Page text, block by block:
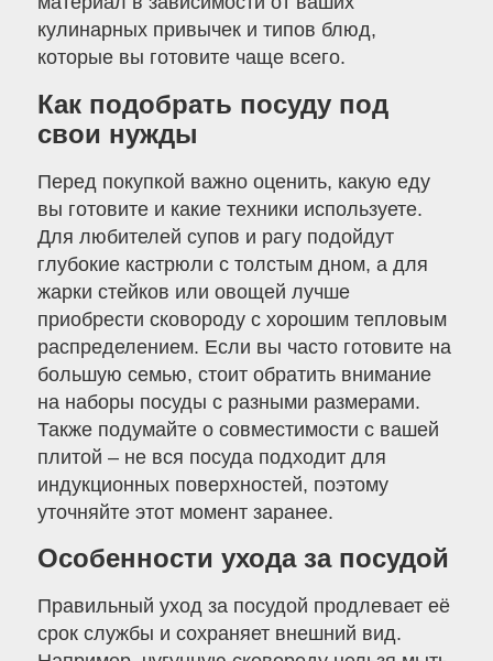
кулинарных привычек и типов блюд,
которые вы готовите чаще всего.
Как подобрать посуду под
свои нужды
Перед покупкой важно оценить, какую еду
вы готовите и какие техники используете.
Для любителей супов и рагу подойдут
глубокие кастрюли с толстым дном, а для
жарки стейков или овощей лучше
приобрести сковороду с хорошим тепловым
распределением. Если вы часто готовите на
большую семью, стоит обратить внимание
на наборы посуды с разными размерами.
Также подумайте о совместимости с вашей
плитой – не вся посуда подходит для
индукционных поверхностей, поэтому
уточняйте этот момент заранее.
Особенности ухода за посудой
Правильный уход за посудой продлевает её
срок службы и сохраняет внешний вид.